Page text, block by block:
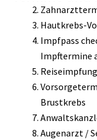
Hautkrebs-
Impfpass
Impftermine
Brustkrebs
Augenarzt /